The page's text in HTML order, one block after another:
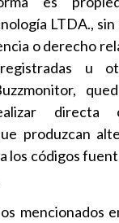
LTDA.,
o derecho
u
directa
produzcan
los códigos
mencionados